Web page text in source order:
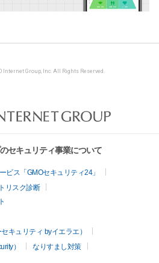
Internet Group, Inc. All Rights Reserved.
セキュリティ事業について
ビス「GMOセキュリティ24」
リスク診断
キュリティ byイエラエ）
）
なりすまし対策